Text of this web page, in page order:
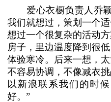
爱心衣橱负责人乔颖
我们就想过，策划一个
想过一个很复杂的活动
房子，里边温度降到很
体验寒冷。后来一想，
不容易协调，不像减衣
以新浪联系我们的时
好。”